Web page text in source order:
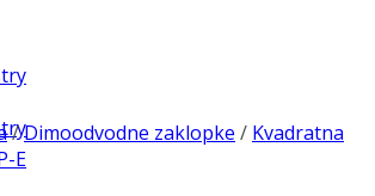
/Dimoodvodne zaklopke / Kvadratna
E